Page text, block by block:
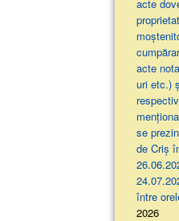
acte
acte
uri etc.)
se
de Criș
între
2026